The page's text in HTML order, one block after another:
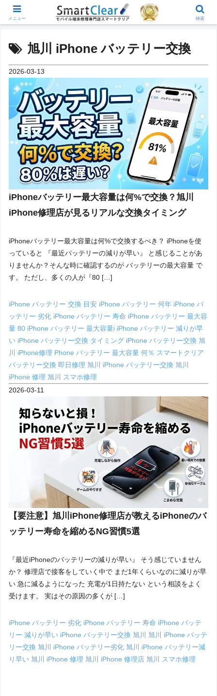
旭川 iPhone バッテリー交換
2026-03-13
iPhoneバッテリー最大容量は何%で交換？旭川
iPhone修理店が見るリアルな交換タイミング
iPhoneバッテリー最大容量は何%で交換するべき？ iPhoneを使
っていると 『最近バッテリーの減りが早い』 と感じることがあ
りませんか？そんな時に確認するのが バッテリーの最大容量 で
す。 ただし、多くの人が『80 […]
iPhone バッテリー 交換 目安 iPhone バッテリー 何年 iPhone バ
ッテリー 劣化 iPhone バッテリー 寿命 iPhone バッテリー 最大容
量 80 iPhone バッテリー 最大容量i iPhone バッテリー 減りが早
い iPhone バッテリー交換 タイミング iPhone バッテリー交換 旭
川 iPhone修理 Phone バッテリー 最大容量 何％ スマートクリア
バッテリー交換 即日修理 旭川 iPhone バッテリー交換 旭川
iPhone 修理 旭川 スマホ修理
2026-03-11
【要注意】旭川iPhone修理店が教えるiPhoneのバ
ッテリー寿命を縮めるNG習慣5選
『最近iPhoneのバッテリーの減りが早い』 そう感じていません
か？ 修理店で接客をしていく中で まだ1年くらいなのに減りが早
い 急に減るようになった 充電が1日持たない という相談をよく
受けます。 実はその原因の多くが […]
iPhone バッテリー 劣化 iPhone バッテリー 寿命 iPhone バッテ
リー 減りが早い iPhone バッテリー交換 旭川 旭川 iPhone バッテ
リー交換 旭川 iPhone バッテリー劣化 旭川 iPhone バッテリー減
り早い 旭川 iPhone 修理 旭川 iPhone 修理店 旭川 スマホ修理
メニュー 検索